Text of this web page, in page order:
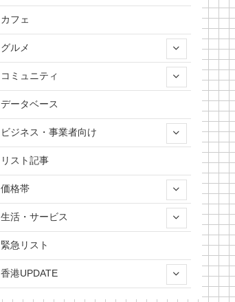
カフェ
グルメ
コミュニティ
データベース
ビジネス・事業者向け
リスト記事
価格帯
生活・サービス
緊急リスト
香港UPDATE